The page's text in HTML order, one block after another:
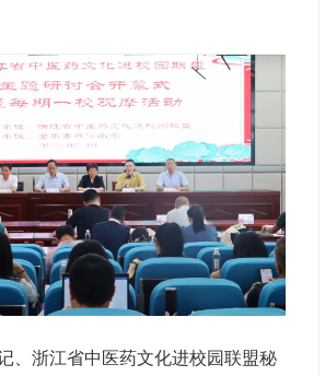
、浙江省中医药文化进校园联盟秘